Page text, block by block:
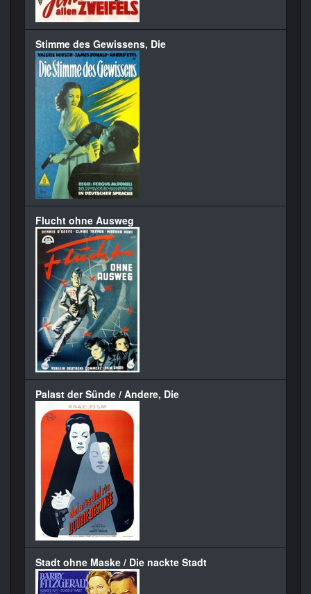
Stimme des Gewissens, Die
Flucht ohne Ausweg
Palast der Sünde / Andere, Die
Stadt ohne Maske / Die nackte Stadt